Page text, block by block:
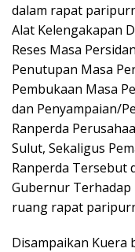
dalam rapat
Alat Kelengakapan
Reses Masa
Penutupan Masa
Pembukaan Masa
dan Penyampaian/
Ranperda
Sulut, Sekaligus
Ranperda Tersebut
Gubernur Terhadap
ruang rapat
Disampaikan Kuera